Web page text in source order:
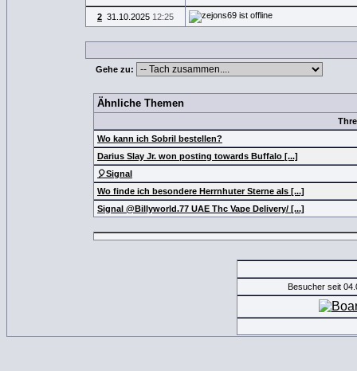
2 31.10.2025 12:25
Gehe zu:
Ähnliche Themen
Wo kann ich Sobril bestellen?
Darius Slay Jr. won posting towards Buffalo [...]
🎈Signal
Wo finde ich besondere Herrnhuter Sterne als [...]
Signal @Billyworld.77 UAE Thc Vape Delivery/ [...]
Besucher seit